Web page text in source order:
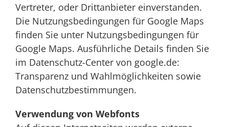
Vertreter, oder Drittanbieter einverstanden.
Die Nutzungsbedingungen für Google Maps
finden Sie unter Nutzungsbedingungen für
Google Maps. Ausführliche Details finden Sie
im Datenschutz-Center von google.de:
Transparenz und Wahlmöglichkeiten sowie
Datenschutzbestimmungen.
Verwendung von Webfonts